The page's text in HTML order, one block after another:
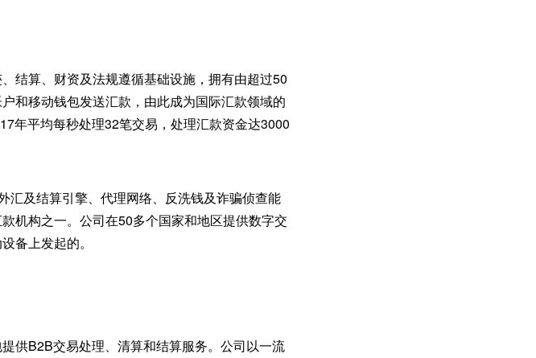
结算、财资及法规遵循基础设施，拥有由超过50
和移动钱包发送汇款，由此成为国际汇款领域的
年平均每秒处理32笔交易，处理汇款资金达3000
汇及结算引擎、代理网络、反洗钱及诈骗侦查能
机构之一。公司在50多个国家和地区提供数字交
备上发起的。
供B2B交易处理、清算和结算服务。公司以一流